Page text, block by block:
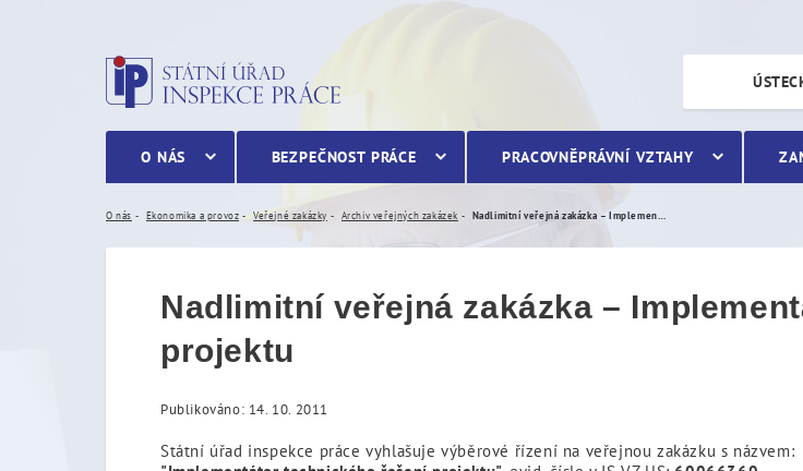
Nadlimitní veřejná zakázka –
O NÁS BEZPEČNOST PRÁCE PRACOVNĚPRÁVNÍ VZTAHY
O nás Ekonomika a provoz Veřejné zakázky Archiv veřejných zakázek
Nadlimitní veřejná zakázka –
projektu
Publikováno: 14. 10. 2011
Státní úřad inspekce práce vyhlašuje výběrové řízení na veřejnou zakázku s názvem: